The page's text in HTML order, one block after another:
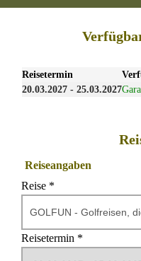
Reisetermin
20.03.2027 - 25.03.2027
Reiseangaben
Reise *
Reisetermin *